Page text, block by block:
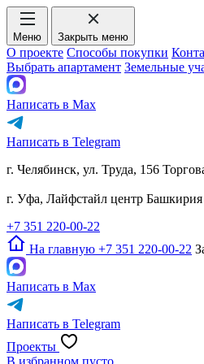
Меню Закрыть меню
О проекте Способы покупки
Выбрать апартамент Земельные
Написать в Max
Написать в Telegram
г. Челябинск, ул. Труда, 156
г. Уфа, Лайфстайл центр
+7 351 220-00-22
На главную +7 351 220-00-22
Написать в Max
Написать в Telegram
Проекты
В избранном пусто